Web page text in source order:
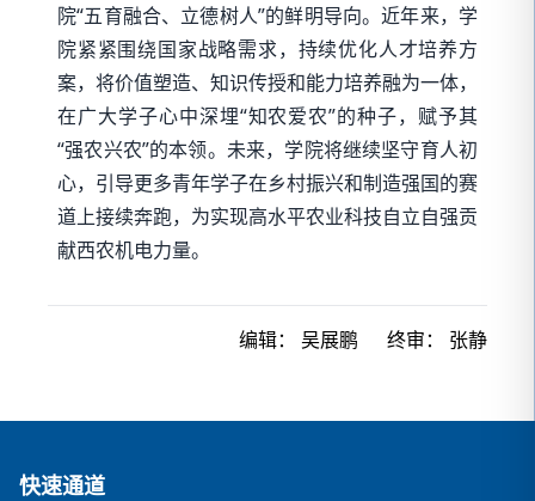
院“五育融合、立德树人”的鲜明导向。近年来，学
院紧紧围绕国家战略需求，持续优化人才培养方
案，将价值塑造、知识传授和能力培养融为一体，
在广大学子心中深埋“知农爱农”的种子，赋予其
“强农兴农”的本领。未来，学院将继续坚守育人初
心，引导更多青年学子在乡村振兴和制造强国的赛
道上接续奔跑，为实现高水平农业科技自立自强贡
献西农机电力量。
编辑： 吴展鹏 终审： 张静
快速通道